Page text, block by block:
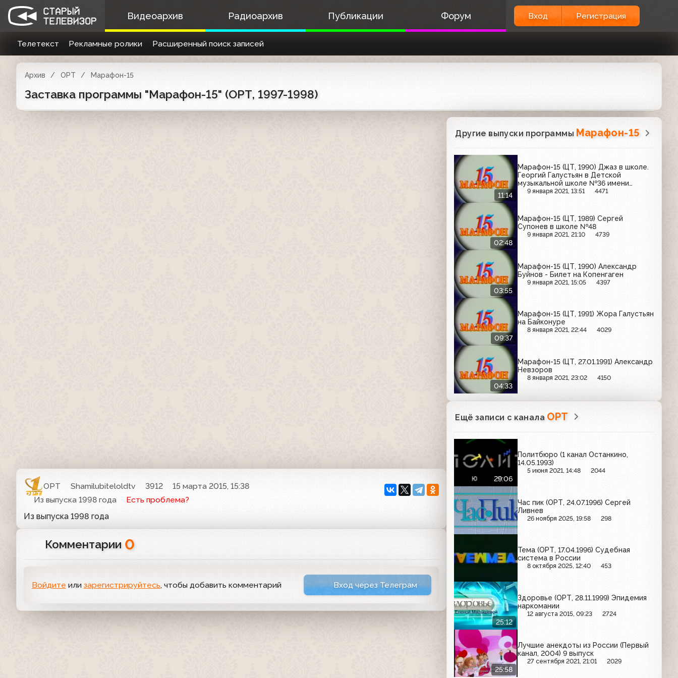
Видеоархив Радиоархив Публикации Форум Вход Регистрация
Телетекст Рекламные ролики Расширенный поиск записей
Архив ОРТ Марафон-15
Заставка программы "Марафон-15" (ОРТ, 1997-1998)
ОРТ Shamilubiteloldtv 3912
15 марта 2015, 15:38
Из выпуска 1998 года
Есть проблема?
Из выпуска 1998 года
Комментарии 0
Войдите или зарегистрируйтесь, чтобы добавить комментарий Вход через Телеграм
Другие выпуски программы Марафон-15
11:14
Марафон-15 (ЦТ, 1990) Джаз в школе.
Георгий Галустьян в Детской
музыкальной школе №36 имени
Стасова
9 января 2021, 13:51 4471
02:48
Марафон-15 (ЦТ, 1989) Сергей
Супонев в школе №48
9 января 2021, 21:10 4739
03:55
Марафон-15 (ЦТ, 1990) Александр
Буйнов - Билет на Копенгаген
9 января 2021, 15:05 4397
09:37
Марафон-15 (ЦТ, 1991) Жора Галустьян
на Байконуре
8 января 2021, 22:44 4029
04:33
Марафон-15 (ЦТ, 27.01.1991) Александр
Невзоров
8 января 2021, 23:02 4150
Ещё записи с канала ОРТ
29:06
Политбюро (1 канал Останкино,
14.05.1993)
5 июня 2021, 14:48 2044
Час пик (ОРТ, 24.07.1996) Сергей
Ливнев
26 ноября 2025, 19:58 298
Тема (ОРТ, 17.04.1996) Судебная
система в России
8 октября 2025, 12:40 453
25:12
Здоровье (ОРТ, 28.11.1999) Эпидемия
наркомании
12 августа 2015, 09:23 2724
25:58
Лучшие анекдоты из России (Первый
канал, 2004) 9 выпуск
27 сентября 2021, 21:01 2029